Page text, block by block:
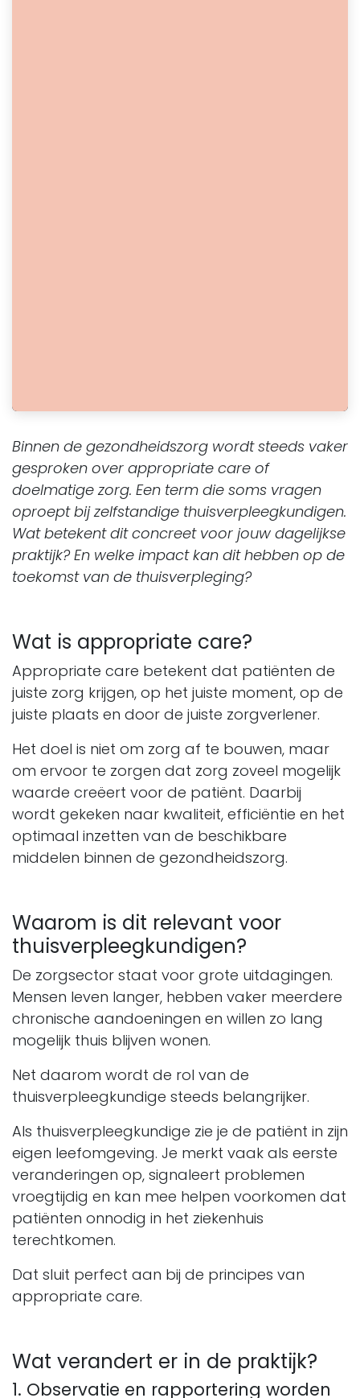
Binnen de gezondheidszorg wordt steeds vaker
gesproken over appropriate care of
doelmatige zorg. Een term die soms vragen
oproept bij zelfstandige thuisverpleegkundigen.
Wat betekent dit concreet voor jouw dagelijkse
praktijk? En welke impact kan dit hebben op de
toekomst van de thuisverpleging?
Wat is appropriate care?
Appropriate care betekent dat patiënten de
juiste zorg krijgen, op het juiste moment, op de
juiste plaats en door de juiste zorgverlener.
Het doel is niet om zorg af te bouwen, maar
om ervoor te zorgen dat zorg zoveel mogelijk
waarde creëert voor de patiënt. Daarbij
wordt gekeken naar kwaliteit, efficiëntie en het
optimaal inzetten van de beschikbare
middelen binnen de gezondheidszorg.
Waarom is dit relevant voor
thuisverpleegkundigen?
De zorgsector staat voor grote uitdagingen.
Mensen leven langer, hebben vaker meerdere
chronische aandoeningen en willen zo lang
mogelijk thuis blijven wonen.
Net daarom wordt de rol van de
thuisverpleegkundige steeds belangrijker.
Als thuisverpleegkundige zie je de patiënt in zijn
eigen leefomgeving. Je merkt vaak als eerste
veranderingen op, signaleert problemen
vroegtijdig en kan mee helpen voorkomen dat
patiënten onnodig in het ziekenhuis
terechtkomen.
Dat sluit perfect aan bij de principes van
appropriate care.
Wat verandert er in de praktijk?
1. Observatie en rapportering worden